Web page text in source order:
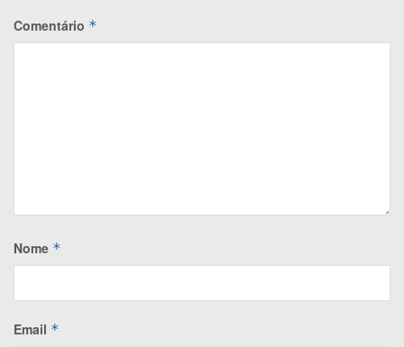
Comentário *
Nome *
Email *